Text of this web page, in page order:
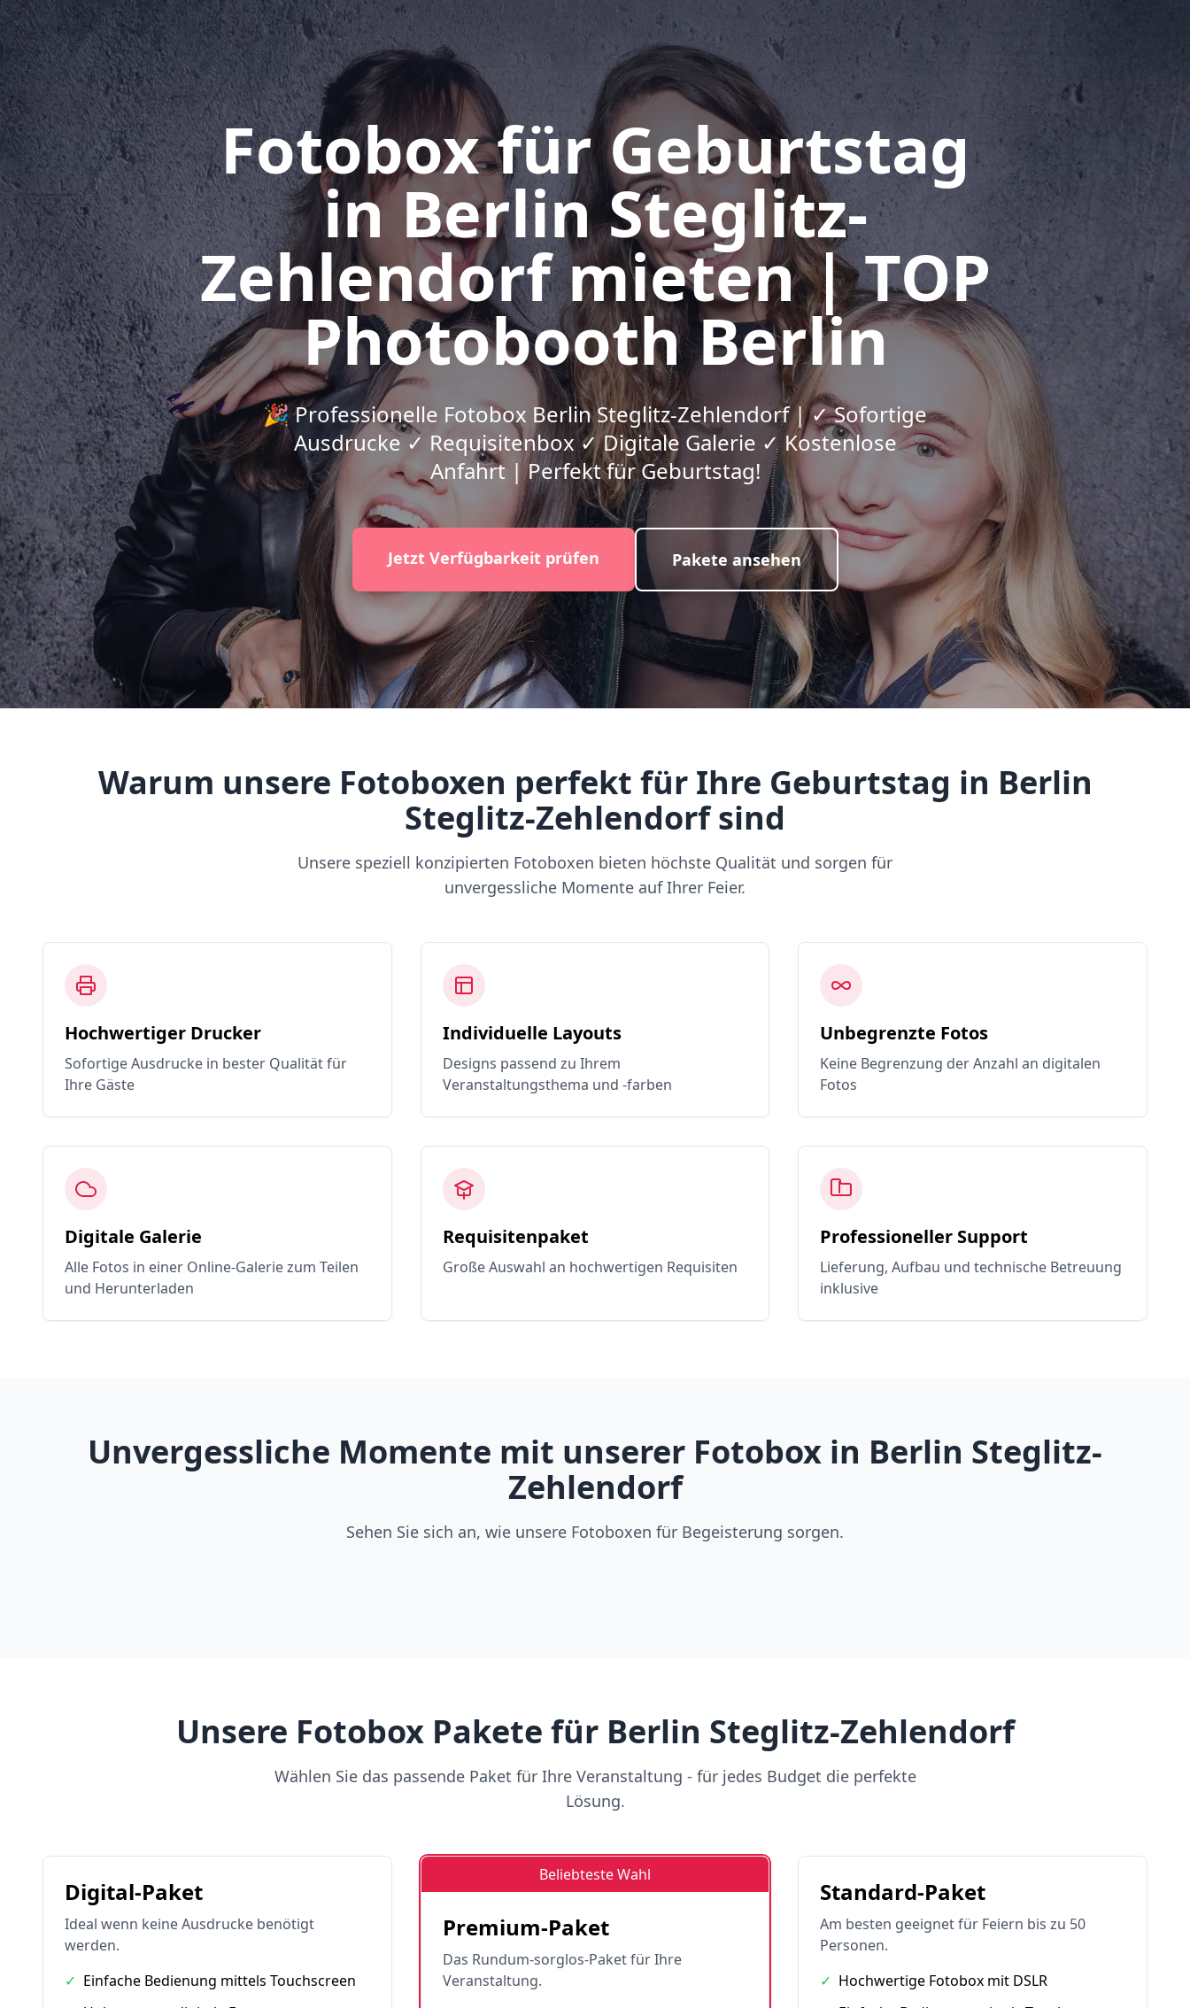
Fotobox für Geburtstag
in Berlin Steglitz-
Zehlendorf mieten | TOP
Photobooth Berlin
🎉 Professionelle Fotobox Berlin Steglitz-Zehlendorf | ✓ Sofortige
Ausdrucke ✓ Requisitenbox ✓ Digitale Galerie ✓ Kostenlose
Anfahrt | Perfekt für Geburtstag!
Jetzt Verfügbarkeit prüfen Pakete ansehen
Warum unsere Fotoboxen perfekt für Ihre Geburtstag in Berlin
Steglitz-Zehlendorf sind
Unsere speziell konzipierten Fotoboxen bieten höchste Qualität und sorgen für
unvergessliche Momente auf Ihrer Feier.
Hochwertiger Drucker
Sofortige Ausdrucke in bester Qualität für
Ihre Gäste
Individuelle Layouts
Designs passend zu Ihrem
Veranstaltungsthema und -farben
Unbegrenzte Fotos
Keine Begrenzung der Anzahl an digitalen
Fotos
Digitale Galerie
Alle Fotos in einer Online-Galerie zum Teilen
und Herunterladen
Requisitenpaket
Große Auswahl an hochwertigen Requisiten
Professioneller Support
Lieferung, Aufbau und technische Betreuung
inklusive
Unvergessliche Momente mit unserer Fotobox in Berlin Steglitz-
Zehlendorf
Sehen Sie sich an, wie unsere Fotoboxen für Begeisterung sorgen.
Unsere Fotobox Pakete für Berlin Steglitz-Zehlendorf
Wählen Sie das passende Paket für Ihre Veranstaltung - für jedes Budget die perfekte
Lösung.
Digital-Paket
Ideal wenn keine Ausdrucke benötigt
werden.
✓ Einfache Bedienung mittels Touchscreen
Beliebteste Wahl
Premium-Paket
Das Rundum-sorglos-Paket für Ihre
Veranstaltung.
Standard-Paket
Am besten geeignet für Feiern bis zu 50
Personen.
✓ Hochwertige Fotobox mit DSLR